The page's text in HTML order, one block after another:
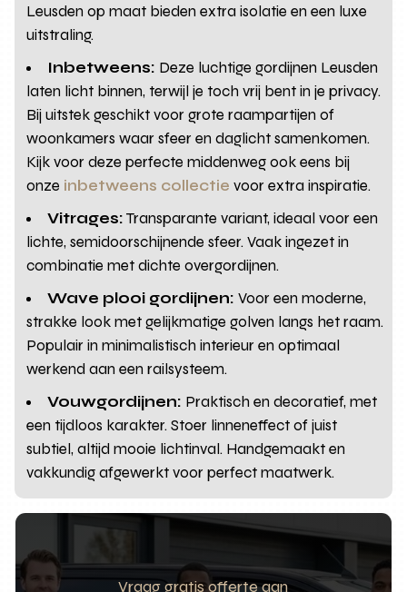
Leusden op maat bieden extra isolatie en een luxe
uitstraling.
Inbetweens: Deze luchtige gordijnen Leusden
laten licht binnen, terwijl je toch vrij bent in je privacy.
Bij uitstek geschikt voor grote raampartijen of
woonkamers waar sfeer en daglicht samenkomen.
Kijk voor deze perfecte middenweg ook eens bij
onze inbetweens collectie voor extra inspiratie.
Vitrages:Transparante variant, ideaal voor een
lichte, semidoorschijnende sfeer. Vaak ingezet in
combinatie met dichte overgordijnen.
Wave plooi gordijnen: Voor een moderne,
strakke look met gelijkmatige golven langs het raam.
Populair in minimalistisch interieur en optimaal
werkend aan een railsysteem.
Vouwgordijnen: Praktisch en decoratief, met
een tijdloos karakter. Stoer linneneffect of juist
subtiel, altijd mooie lichtinval. Handgemaakt en
vakkundig afgewerkt voor perfect maatwerk.
Vraag gratis offerte aan